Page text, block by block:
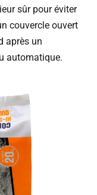
sûr pour éviter
couvercle ouvert
après un
automatique.